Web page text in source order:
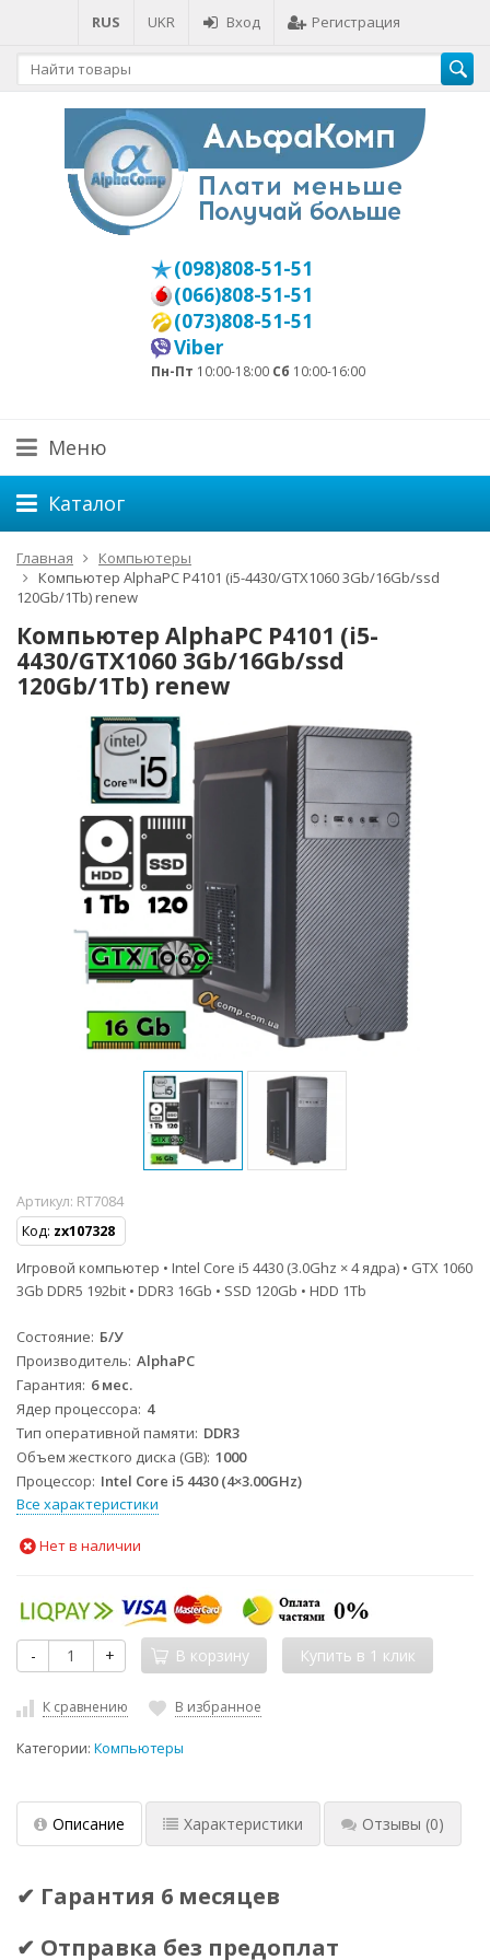
RUS UKR Вход Регистрация
(098)808-51-51
(066)808-51-51
(073)808-51-51
Viber
Пн-Пт 10:00-18:00 Сб 10:00-16:00
Меню
Каталог
Главная
Компьютеры
Компьютер AlphaPC P4101 (i5-4430/GTX1060 3Gb/16Gb/ssd
120Gb/1Tb) renew
Компьютер AlphaPC P4101 (i5-
4430/GTX1060 3Gb/16Gb/ssd
120Gb/1Tb) renew
Артикул: RT7084
Код: zx107328
Игровой компьютер • Intel Core i5 4430 (3.0Ghz × 4 ядра) • GTX 1060
3Gb DDR5 192bit • DDR3 16Gb • SSD 120Gb • HDD 1Tb
Состояние Б/У
Производитель AlphaPC
Гарантия 6 мес.
Ядер процессора 4
Тип оперативной памяти DDR3
Объем жесткого диска (GB) 1000
Процессор Intel Core i5 4430 (4×3.00GHz)
Все характеристики
Нет в наличии
- + В корзину
К сравнению В избранное
Категории: Компьютеры
Описание Характеристики Отзывы (0)
✔ Гарантия 6 месяцев
✔ Отправка без предоплат